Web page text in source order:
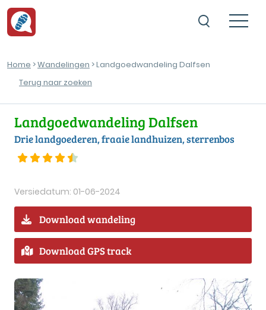
Home >Wandelingen > Landgoedwandeling Dalfsen
Terug naar zoeken
Landgoedwandeling Dalfsen
Drie landgoederen, fraaie landhuizen, sterrenbos
Versiedatum: 01-06-2024
Download wandeling
Download GPS track